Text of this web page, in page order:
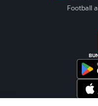
Football